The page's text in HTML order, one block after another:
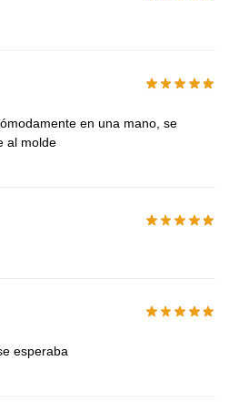
en una mano, se
al molde
esperaba